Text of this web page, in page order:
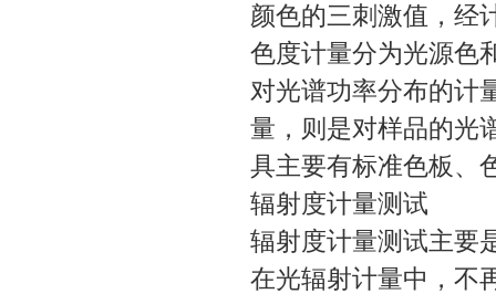
颜色的三刺激值，经
色度计量分为光源色
对光谱功率分布的计
量，则是对样品的光
具主要有标准色板、
辐射度计量测试
辐射度计量测试主要
在光辐射计量中，不